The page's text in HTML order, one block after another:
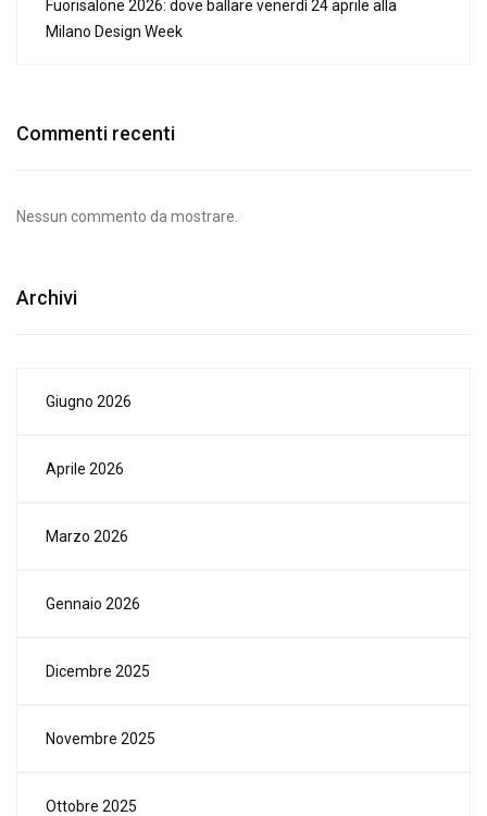
Fuorisalone 2026: dove ballare venerdì 24 aprile alla
Milano Design Week
Commenti recenti
Nessun commento da mostrare.
Archivi
Giugno 2026
Aprile 2026
Marzo 2026
Gennaio 2026
Dicembre 2025
Novembre 2025
Ottobre 2025